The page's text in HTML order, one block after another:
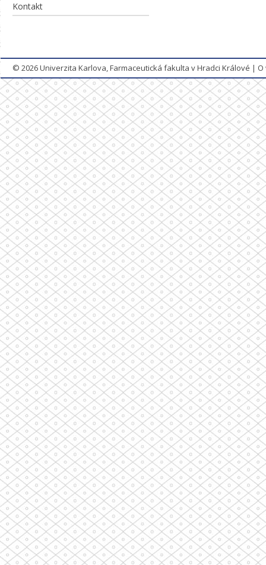
Kontakt
© 2026Univerzita Karlova, Farmaceutická fakulta v Hradci Králové |